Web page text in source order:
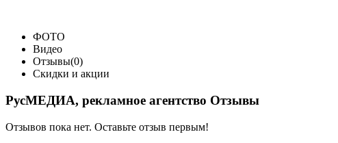
ФОТО
Видео
Отзывы(0)
Скидки и акции
РусМЕДИА, рекламное агентство Отзывы
Отзывов пока нет. Оставьте отзыв первым!